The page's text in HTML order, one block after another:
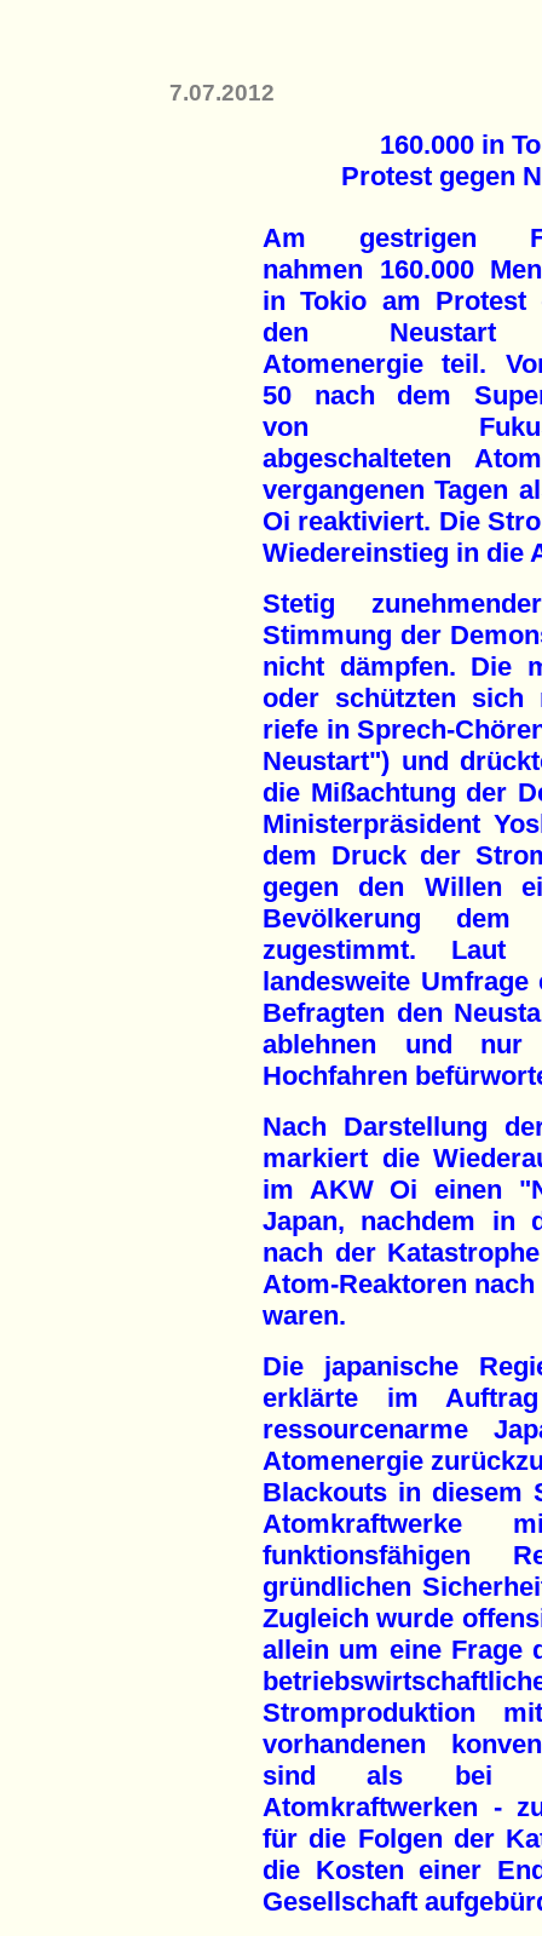
7.07.2012
160.000 in
Protest gegen
Am gestrigen
nahmen 160.000
in Tokio am Protest
den
Atomenergie teil.
50 nach dem
von
abgeschalteten
vergangenen Tagen
Oi reaktiviert. Die
Wiedereinstieg in die
Stetig
Stimmung der
nicht dämpfen. Die
oder schützten sich
riefe in Sprech-
Neustart") und
die Mißachtung der
Ministerpräsident
dem Druck der
gegen den Willen
Bevölkerung dem
zugestimmt.
landesweite
Befragten den
ablehnen und nur
Hochfahren
Nach Darstellung
markiert die
im AKW Oi einen
Japan, nachdem in
nach der
Atom-Reaktoren
waren.
Die japanische
erklärte im
ressourcenarme
Atomenergie
Blackouts in diesem
Atomkraftwerke
funktionsfähigen
gründlichen
Zugleich wurde
allein um eine Frage
Stromproduktion
vorhandenen
sind als bei
Atomkraftwerken -
für die Folgen der
die Kosten einer
Gesellschaft